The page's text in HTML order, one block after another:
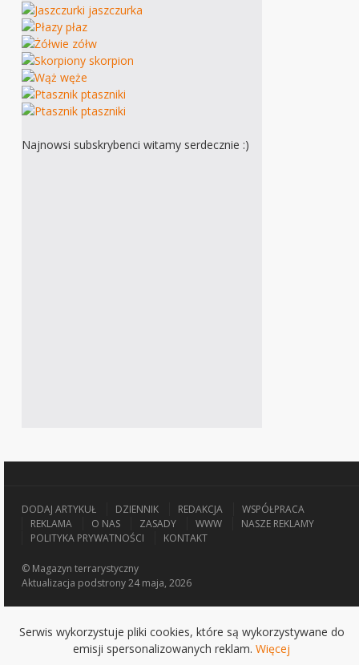
Najnowsi subskrybenci witamy serdecznie :)
DODAJ ARTYKUŁ DZIENNIK REDAKCJA
WSPÓŁPRACA
REKLAMA
O NAS ZASADY WWW
NASZE REKLAMY
POLITYKA PRYWATNOŚCI
KONTAKT
© Magazyn terrarystyczny
Aktualizacja podstrony 24 maja, 2026
Serwis wykorzystuje pliki cookies, które są wykorzystywane do
emisji spersonalizowanych reklam. Więcej